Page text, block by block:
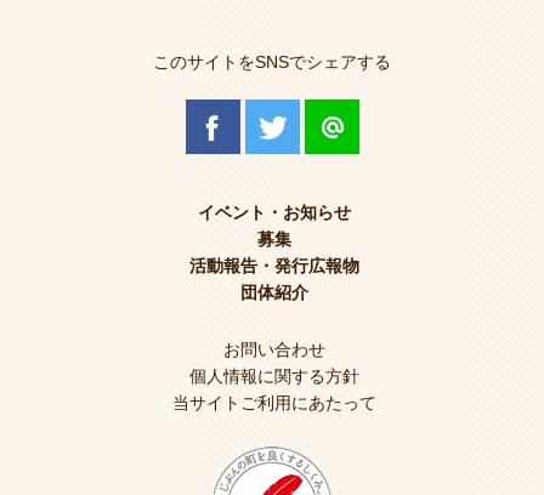
このサイトをSNSでシェアする
イベント・お知らせ
募集
活動報告・発行広報物
団体紹介
お問い合わせ
個人情報に関する方針
当サイトご利用にあたって